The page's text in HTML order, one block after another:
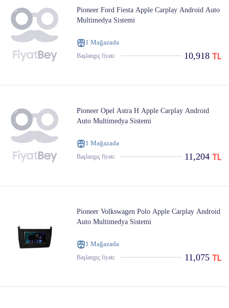
Pioneer Ford Fiesta Apple Carplay Android Auto
Multimedya Sistemi
1 Mağazada
Başlangıç ​​fiyatı: 10,918
Pioneer Opel Astra H Apple Carplay Android
Auto Multimedya Sistemi
1 Mağazada
Başlangıç ​​fiyatı: 11,204
Pioneer Volkswagen Polo Apple Carplay Android
Auto Multimedya Sistemi
1 Mağazada
Başlangıç ​​fiyatı: 11,075